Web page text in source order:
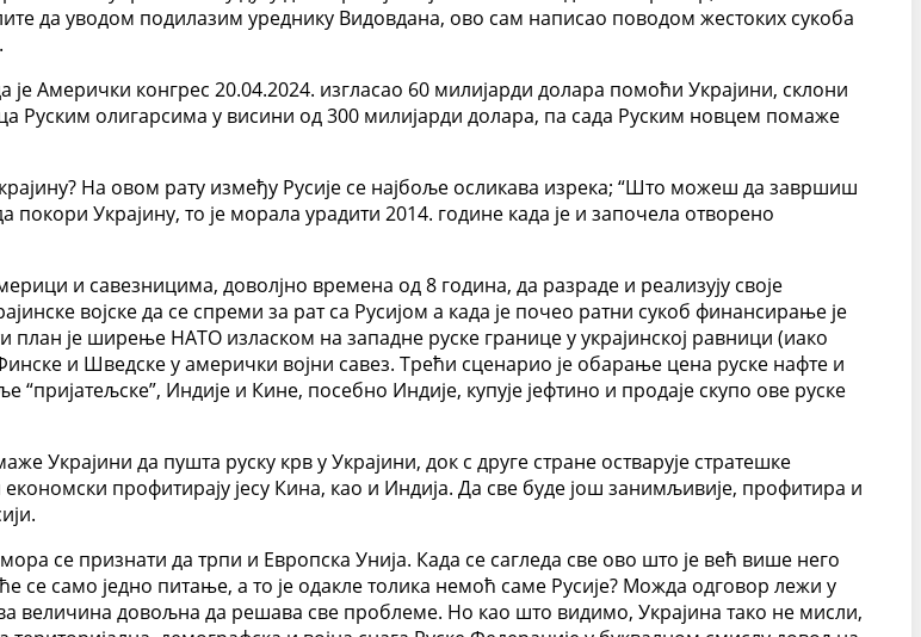
да уводом подилазим уреднику Видовдана, ово сам написао поводом жестоких сукоба
Амерички конгрес 20.04.2024. изгласао 60 милијарди долара помоћи Украјини, склони
Руским олигарсима у висини од 300 милијарди долара, па сада Руским новцем помаже
На овом рату између Русије се најбоље осликава изрека; “Што можеш да завршиш
покори Украјину, то је морала урадити 2014. године када је и започела отворено
и савезницима, доволјно времена од 8 година, да разраде и реализују своје
војске да се спреми за рат са Русијом а када је почео ратни сукоб финансирање је
је ширење НАТО изласком на западне руске границе у украјинској равници (иако
и Шведске у амерички војни савез. Трећи сценарио је обарање цена руске нафте и
Индије и Кине, посебно Индије, купује јефтино и продаје скупо ове руске
Украјини да пушта руску крв у Украјини, док с друге стране остварује стратешке
профитирају јесу Кина, као и Индија. Да све буде још занимљивије, профитира и
се признати да трпи и Европска Унија. Када се сагледа све ово што је већ више него
само једно питање, а то је одакле толика немоћ саме Русије? Можда одговор лежи у
величина довољна да решава све проблеме. Но као што видимо, Украјина тако не мисли,